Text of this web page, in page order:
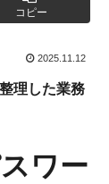
コピー
2025.11.12
理した業務
ワー